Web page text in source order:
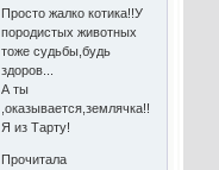
Просто жалко котика!!У
породистых животных
тоже судьбы,будь
здоров...
А ты
,оказывается,землячка!!
Я из Тарту!
Прочитала